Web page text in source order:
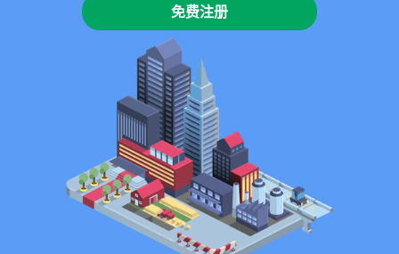
免费注册